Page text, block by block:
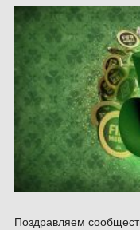
Поздравляем